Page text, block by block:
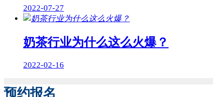
2022-07-27
奶茶行业为什么这么火爆？
2022-02-16
预约报名